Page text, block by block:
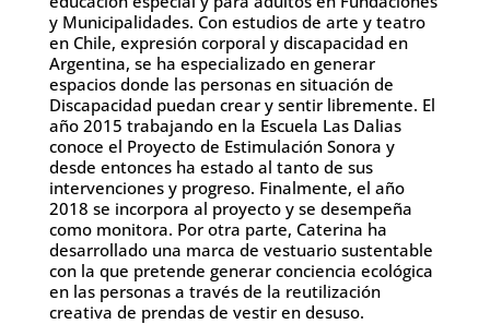
y Municipalidades. Con estudios de arte y teatro
en Chile, expresión corporal y discapacidad en
Argentina, se ha especializado en generar
espacios donde las personas en situación de
Discapacidad puedan crear y sentir libremente. El
año 2015 trabajando en la Escuela Las Dalias
conoce el Proyecto de Estimulación Sonora y
desde entonces ha estado al tanto de sus
intervenciones y progreso. Finalmente, el año
2018 se incorpora al proyecto y se desempeña
como monitora. Por otra parte, Caterina ha
desarrollado una marca de vestuario sustentable
con la que pretende generar conciencia ecológica
en las personas a través de la reutilización
creativa de prendas de vestir en desuso.